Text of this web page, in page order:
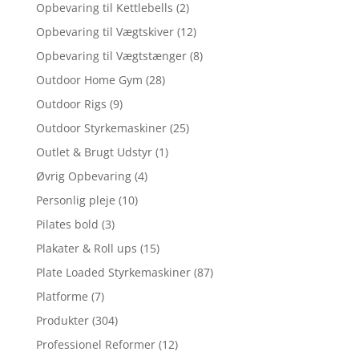
Opbevaring til Kettlebells (2)
Opbevaring til Vægtskiver (12)
Opbevaring til Vægtstænger (8)
Outdoor Home Gym (28)
Outdoor Rigs (9)
Outdoor Styrkemaskiner (25)
Outlet & Brugt Udstyr (1)
Øvrig Opbevaring (4)
Personlig pleje (10)
Pilates bold (3)
Plakater & Roll ups (15)
Plate Loaded Styrkemaskiner (87)
Platforme (7)
Produkter (304)
Professionel Reformer (12)